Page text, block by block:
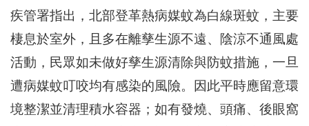
化
資
產
北
市
區
疾管署指出，北部登革熱病媒蚊為白線斑蚊，主要
棲息於室外，且多在離孳生源不遠、陰涼不通風處
活動，民眾如未做好孳生源清除與防蚊措施，一旦
遭病媒蚊叮咬均有感染的風險。因此平時應留意環
境整潔並清理積水容器；如有發燒、頭痛、後眼窩